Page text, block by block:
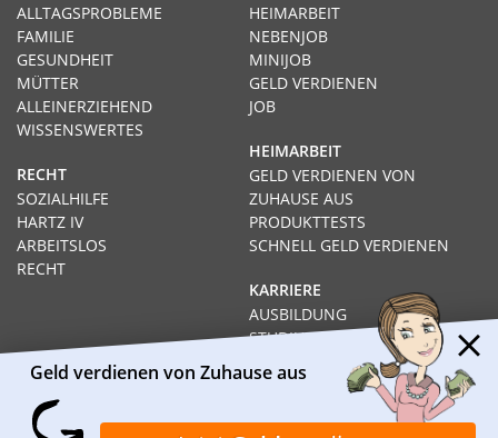
HEIMARBEIT
NEBENJOB
MINIJOB
GELD VERDIENEN
JOB
HEIMARBEIT
GELD VERDIENEN VON
ZUHAUSE AUS
PRODUKTTESTS
SCHNELL GELD VERDIENEN
KARRIERE
AUSBILDUNG
STUDIUM
FERNSTUDIUM
GEHÄLTER
ALLTAGSPROBLEME
FAMILIE
GESUNDHEIT
MÜTTER
ALLEINERZIEHEND
WISSENSWERTES
RECHT
SOZIALHILFE
HARTZ IV
ARBEITSLOS
RECHT
Geld verdienen von Zuhause aus